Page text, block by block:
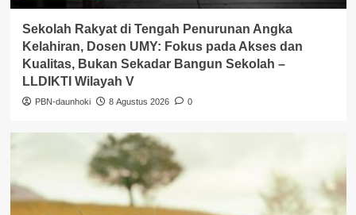
Sekolah Rakyat di Tengah Penurunan Angka
Kelahiran, Dosen UMY: Fokus pada Akses dan
Kualitas, Bukan Sekadar Bangun Sekolah –
LLDIKTI Wilayah V
PBN-daunhoki 8 Agustus 2026 0